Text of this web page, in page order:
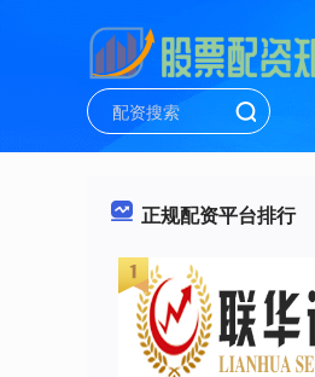
正规配资平台排行